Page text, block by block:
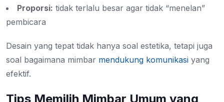
Proporsi: tidak terlalu besar agar tidak “menelan”
pembicara
Desain yang tepat tidak hanya soal estetika, tetapi juga
soal bagaimana mimbar mendukung komunikasi yang
efektif.
Tips Memilih Mimbar Umum yang